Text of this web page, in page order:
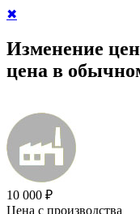
✖
Изменение
цена в
10 000 ₽
Цена с производства